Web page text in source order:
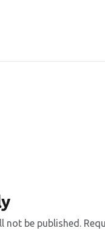
not be published.